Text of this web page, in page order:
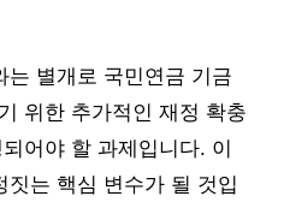
는 별개로 국민연금 기금
위한 추가적인 재정 확충
어야 할 과제입니다. 이
는 핵심 변수가 될 것입